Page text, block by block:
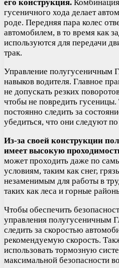
его конструкция.
гусеничного хода делает
роде. Передняя пара колес
автомобилем, в то время как
используются для передачи
трак.
Управление полугусеничным
навыков водителя. Главное
не допускать резких
чтобы не повредить
постоянно следить за
убедиться, что они следуют
Из-за своей конструкции
имеет высокую
может проходить даже по
условиям, таким как снег,
незаменимым для работы в
таких как леса и горные
Чтобы обеспечить
управления полугусеничным
следить за скоростью
рекомендуемую скорость.
использовать тормозную
максимальной безопасности